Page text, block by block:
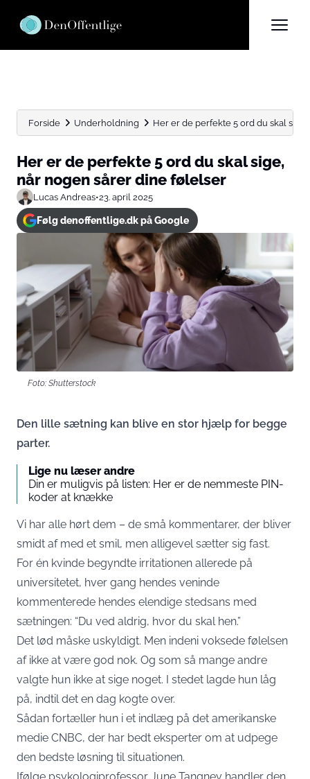
Forside Underholdning Her er de perfekte 5 ord du skal sige,
Her er de perfekte 5 ord du skal sige,
når nogen sårer dine følelser
Lucas Andreas•23. april 2025
Følg denoffentlige.dk på Google
Foto: Shutterstock
Den lille sætning kan blive en stor hjælp for begge
parter.
Lige nu læser andre
Din er muligvis på listen: Her er de nemmeste PIN-
koder at knække
Vi har alle hørt dem – de små kommentarer, der bliver
smidt af med et smil, men alligevel sætter sig fast.
For én kvinde begyndte irritationen allerede på
universitetet, hver gang hendes veninde
kommenterede hendes elendige stedsans med
sætningen: “Du ved aldrig, hvor du skal hen.”
Det lød måske uskyldigt. Men indeni voksede følelsen
af ikke at være god nok. Og som så mange andre
valgte hun ikke at sige noget. I stedet lagde hun låg
på, indtil det en dag kogte over.
Sådan fortæller hun i et indlæg på det amerikanske
medie CNBC, der har bedt eksperter om at udpege
den bedste løsning til situationen.